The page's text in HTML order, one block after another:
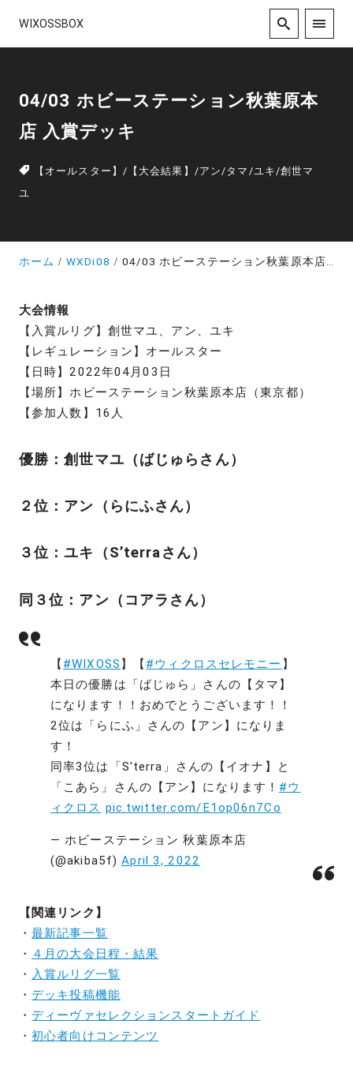
WIXOSSBOX
04/03 ホビーステーション秋葉原本
店 入賞デッキ
【オールスター】 / 【大会結果】 /アン/タマ /ユキ/創世マ
ユ
ホーム WXDi08 04/03 ホビーステーション秋葉原本店 入賞デッキ
大会情報
【入賞ルリグ】創世マユ、アン、ユキ
【レギュレーション】オールスター
【日時】2022年04月03日
【場所】ホビーステーション秋葉原本店（東京都）
【参加人数】16人
優勝：創世マユ（ばじゅらさん）
２位：アン（らにふさん）
３位：ユキ（S’terraさん）
同３位：アン（コアラさん）
【 #WIXOSS 】【 #ウィクロスセレモニー 】
本日の優勝は「ばじゅら」さんの【タマ】
になります！！おめでとうございます！！
2位は「らにふ」さんの【アン】になりま
す！
同率3位は「S'terra」さんの【イオナ】と
「こあら」さんの【アン】になります！ #ウ
ィクロス pic.twitter.com/E1op06n7Co
— ホビーステーション 秋葉原本店
(@akiba5f)April 3, 2022
【関連リンク】
・最新記事一覧
・ ４月の大会日程・結果
・ 入賞ルリグ一覧
・ デッキ投稿機能
・ ディーヴァセレクションスタートガイド
・初心者向けコンテンツ